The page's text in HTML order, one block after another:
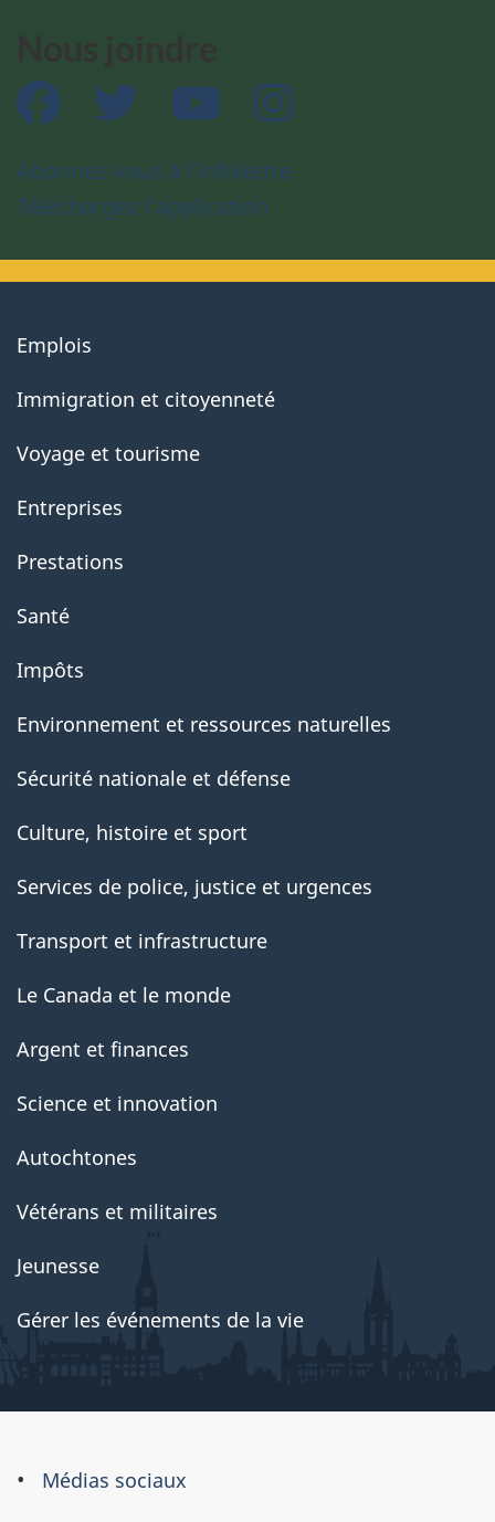
Facebook Twitter YouTube
Abonnez-vous à l’infolettre
Téléchargez l’application
About
government
Emplois
Immigration et citoyenneté
Voyage et tourisme
Entreprises
Prestations
Santé
Impôts
Environnement et ressources naturelles
Sécurité nationale et défense
Culture, histoire et sport
Services de police, justice et urgences
Transport et infrastructure
Le Canada et le monde
Argent et finances
Science et innovation
Autochtones
Vétérans et militaires
Jeunesse
Gérer les événements de la vie
À
Médias sociaux